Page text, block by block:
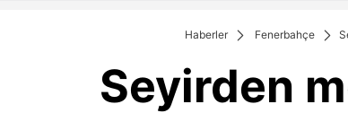
Haberler Fenerbahçe
Seyirden